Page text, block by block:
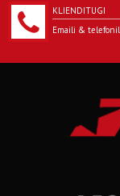
KLIENDITUGI
Emaili & telefonil